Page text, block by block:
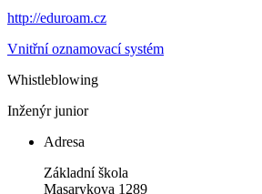
http://eduroam.cz
Vnitřní oznamovací systém
Whistleblowing
Inženýr junior
Adresa
Základní škola
Masarykova 1289